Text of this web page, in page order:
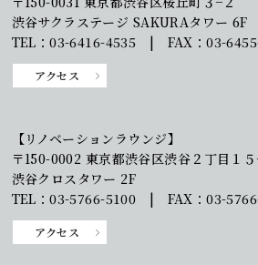
渋谷サクラステージ SAKURAタワー 6F
TEL：03-6416-4535 | FAX：03-
アクセス
【リノベーションラウンジ】
〒150-0002 東京都渋谷区渋谷２丁目１５
渋谷クロスタワー 2F
TEL：03-5766-5100 | FAX：03-
アクセス